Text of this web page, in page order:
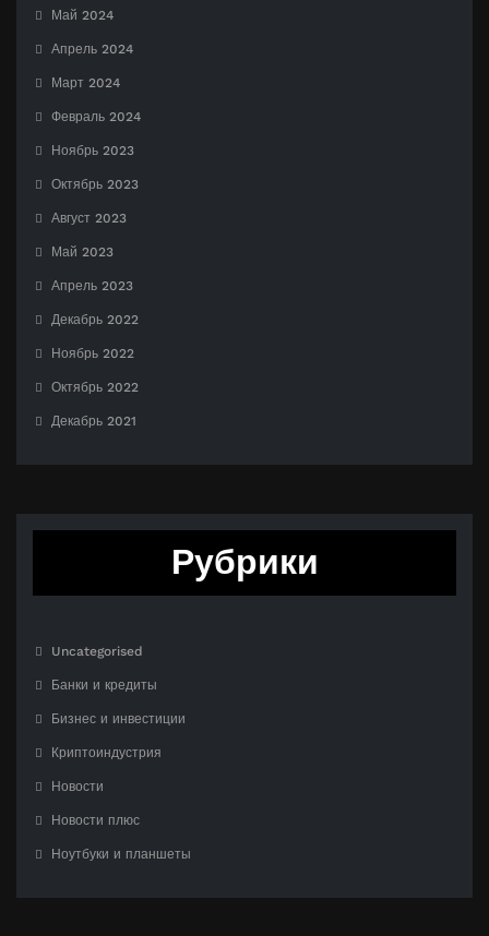
Май 2024
Апрель 2024
Март 2024
Февраль 2024
Ноябрь 2023
Октябрь 2023
Август 2023
Май 2023
Апрель 2023
Декабрь 2022
Ноябрь 2022
Октябрь 2022
Декабрь 2021
Рубрики
Uncategorised
Банки и кредиты
Бизнес и инвестиции
Криптоиндустрия
Новости
Новости плюс
Ноутбуки и планшеты